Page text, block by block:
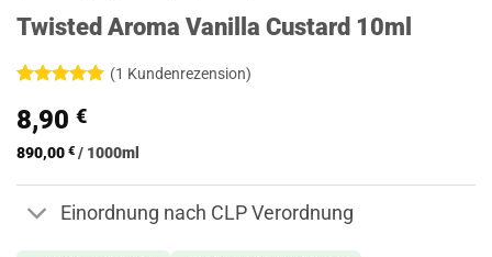
Twisted Aroma Vanilla Custard 10ml
mit5von
5, basierend
auf
(1 Kundenrezension)
8,90 €
890,00 € / 1000ml
Einordnung nach CLP Verordnung